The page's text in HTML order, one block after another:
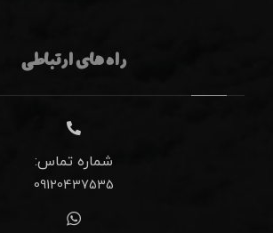
راه های ارتباطی
شماره تماس:
09120437535